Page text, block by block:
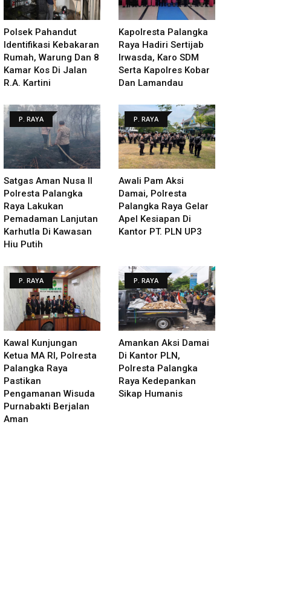
Polsek Pahandut
Identifikasi Kebakaran
Rumah, Warung Dan 8
Kamar Kos Di Jalan
R.A. Kartini
Kapolresta Palangka
Raya Hadiri Sertijab
Irwasda, Karo SDM
Serta Kapolres Kobar
Dan Lamandau
P. RAYA
Satgas Aman Nusa II
Polresta Palangka
Raya Lakukan
Pemadaman Lanjutan
Karhutla Di Kawasan
Hiu Putih
P. RAYA
Awali Pam Aksi
Damai, Polresta
Palangka Raya Gelar
Apel Kesiapan Di
Kantor PT. PLN UP3
P. RAYA
Kawal Kunjungan
Ketua MA RI, Polresta
Palangka Raya
Pastikan
Pengamanan Wisuda
Purnabakti Berjalan
Aman
P. RAYA
Amankan Aksi Damai
Di Kantor PLN,
Polresta Palangka
Raya Kedepankan
Sikap Humanis